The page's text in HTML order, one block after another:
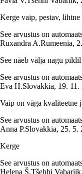
Kerge vaip, pestav, lihtne
See arvustus on
Ruxandra A.Rumeenia,
See näeb välja nagu
See arvustus on
Eva H.Slovakkia, 19. 11.
Vaip on väga kvaliteetne
See arvustus on
Anna P.Slovakkia, 25. 5.
Kerge
See arvustus on
Helena Š.Tšehhi Vabariik,